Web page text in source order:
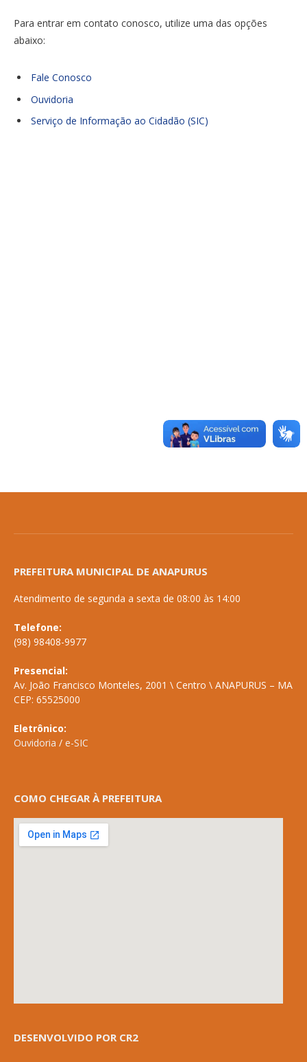
Para entrar em contato conosco, utilize uma das opções
abaixo:
Fale Conosco
Ouvidoria
Serviço de Informação ao Cidadão (SIC)
PREFEITURA MUNICIPAL DE ANAPURUS
Atendimento de segunda a sexta de 08:00 às 14:00
Telefone:
(98) 98408-9977
Presencial:
Av. João Francisco Monteles, 2001 \ Centro \ ANAPURUS – MA
CEP: 65525000
Eletrônico:
Ouvidoria / e-SIC
COMO CHEGAR À PREFEITURA
DESENVOLVIDO POR CR2